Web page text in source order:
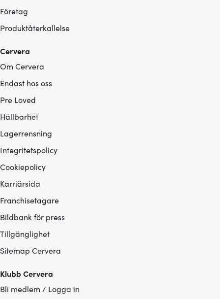
Företag
Produktåterkallelse
Cervera
Om Cervera
Endast hos oss
Pre Loved
Hållbarhet
Lagerrensning
Integritetspolicy
Cookiepolicy
Karriärsida
Franchisetagare
Bildbank för press
Tillgänglighet
Sitemap Cervera
Klubb Cervera
Bli medlem / Logga in